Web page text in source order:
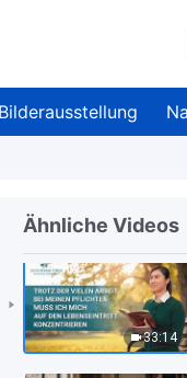
Bilderausstellung
Ähnliche Videos
33:14